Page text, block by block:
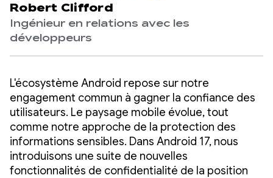
Robert Clifford
Ingénieur en relations avec les
développeurs
L'écosystème Android repose sur notre
engagement commun à gagner la confiance des
utilisateurs. Le paysage mobile évolue, tout
comme notre approche de la protection des
informations sensibles. Dans Android 17, nous
introduisons une suite de nouvelles
fonctionnalités de confidentialité de la position